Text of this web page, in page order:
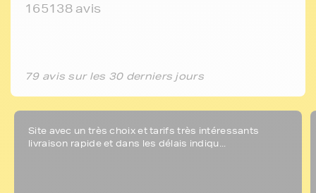
165138 avis
79 avis sur les 30 derniers jours
Site avec un très choix et tarifs très intéressants
livraison rapide et dans les délais indiqu...